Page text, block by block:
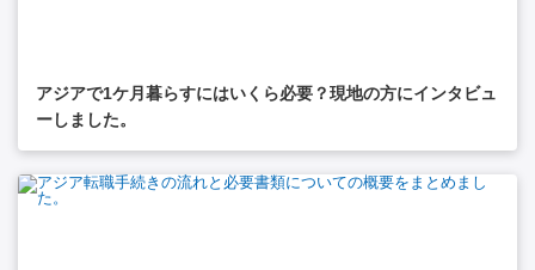
アジアで1ケ月暮らすにはいくら必要？現地の方にインタビュ
ーしました。